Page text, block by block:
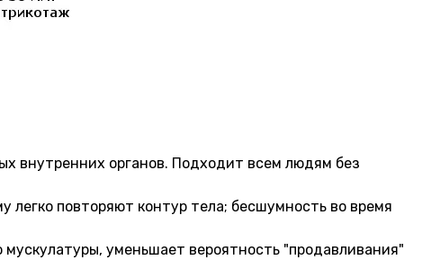
внутренних органов. Подходит всем людям без
повторяют контур тела; бесшумность во время
уменьшает вероятность "продавливания"